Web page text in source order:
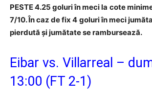
PESTE 4.25 goluri în meci la cote
7/10. În caz de fix 4 goluri în meci
pierdută și jumătate se rambursează.
Eibar vs. Villarreal –
13:00 (FT 2-1)